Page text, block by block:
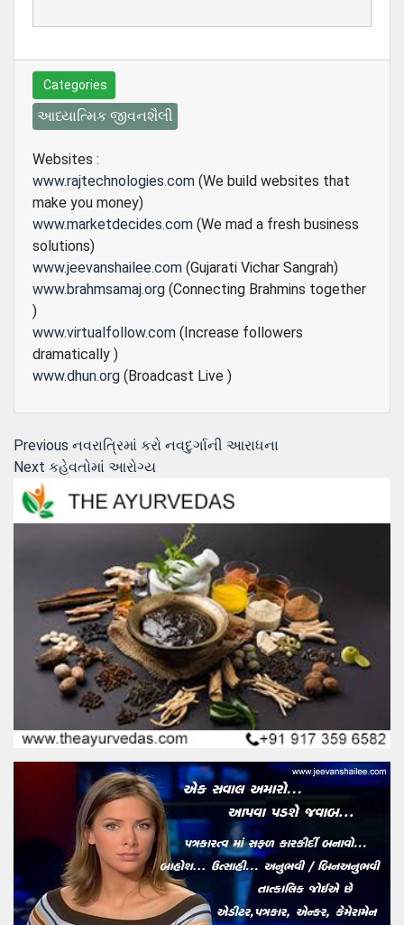
Categories
આધ્યાત્મિક જીવનશૈલી
Websites :
www.rajtechnologies.com (We build websites that
make you money)
www.marketdecides.com (We mad a fresh business
solutions)
www.jeevanshailee.com (Gujarati Vichar Sangrah)
www.brahmsamaj.org (Connecting Brahmins together
)
www.virtualfollow.com (Increase followers
dramatically )
www.dhun.org (Broadcast Live )
Post
navigation
Previous Previous
post:
નવરાત્રિમાં કરો નવદુર્ગાની આરાધના
Next Next
કહેવતોમાં આરોગ્‍ય